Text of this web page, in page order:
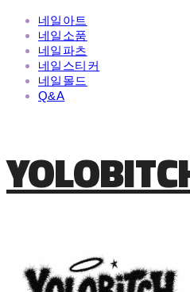
네일아트
네일소품
네일파츠
네일스티커
네일몰드
Q&A